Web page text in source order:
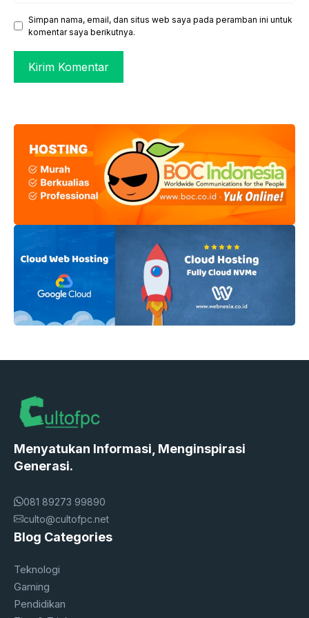
Simpan nama, email, dan situs web saya pada peramban ini untuk
komentar saya berikutnya.
Menyatukan Informasi, Menginspirasi
Generasi.
081 89273 99890
culto@cultofpc.net
Blog Categories
Teknologi
Gaming
Pendidikan